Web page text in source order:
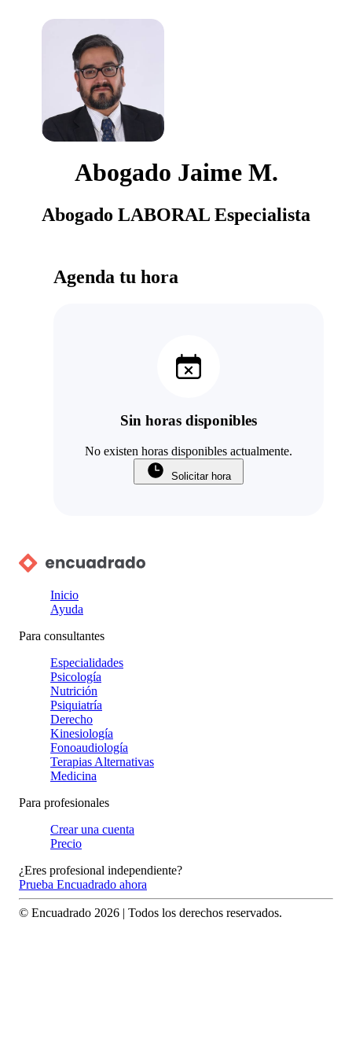
Abogado Jaime M.
Abogado LABORAL Especialista
Agenda tu hora
Sin horas disponibles
No existen horas disponibles actualmente.
Solicitar hora
Inicio
Ayuda
Para consultantes
Especialidades
Psicología
Nutrición
Psiquiatría
Derecho
Kinesiología
Fonoaudiología
Terapias Alternativas
Medicina
Para profesionales
Crear una cuenta
Precio
¿Eres profesional independiente?
Prueba Encuadrado ahora
© Encuadrado 2026 | Todos los derechos reservados.